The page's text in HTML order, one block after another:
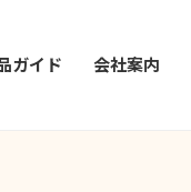
ガイド 会社案内